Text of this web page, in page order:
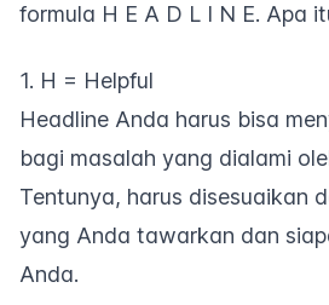
formula H E A D L I N E. Apa
1. H = Helpful
Headline Anda harus bisa
bagi masalah yang dialami
Tentunya, harus disesuaikan
yang Anda tawarkan dan
Anda.